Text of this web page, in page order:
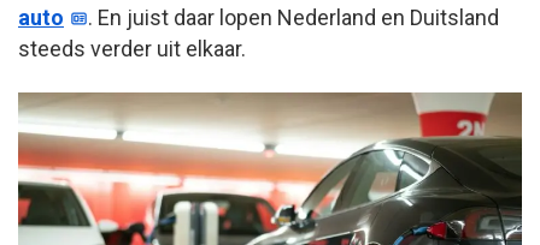
auto
. En juist daar lopen Nederland en Duitsland
steeds verder uit elkaar.